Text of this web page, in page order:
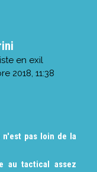
en exil
2018, 11:38
n'est pas loin de la
au tactical assez